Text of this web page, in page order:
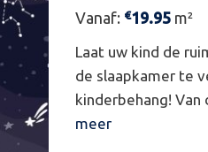
Vanaf: €19.95 m²
Laat uw kind de
de slaapkamer te
kinderbehang! Van
meer